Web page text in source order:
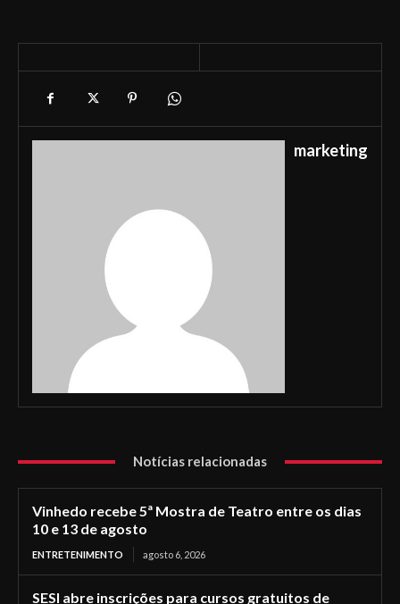
marketing
Notícias relacionadas
Vinhedo recebe 5ª Mostra de Teatro entre os dias
10 e 13 de agosto
ENTRETENIMENTO agosto 6, 2026
SESI abre inscrições para cursos gratuitos de